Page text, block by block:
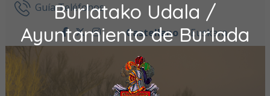
Burlatako Udala /
Ayuntamiento de Burlada
Ir al contenidoGuía Teléfonos
facebook
twitter
instagram
Castellano Euskara